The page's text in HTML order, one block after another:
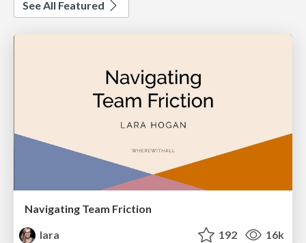
See All Featured
Navigating Team Friction
lara
192 16k